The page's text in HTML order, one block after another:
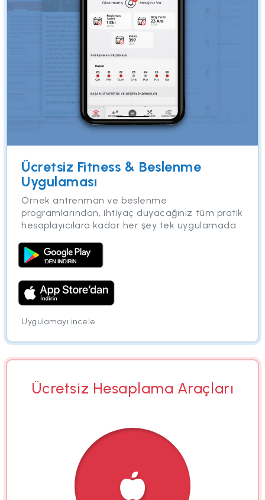
Ücretsiz Fitness & Beslenme
Uygulaması
Örnek antrenman ve beslenme
programlarından, ihtiyaç duyacağınız tüm pratik
hesaplayıcılara kadar her şey tek uygulamada
Uygulamayı incele
Ücretsiz Hesaplama Araçları